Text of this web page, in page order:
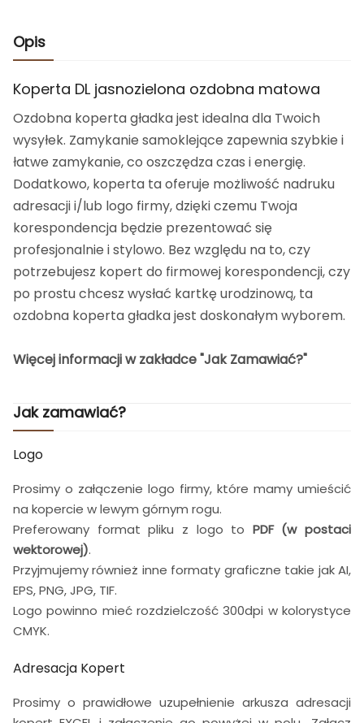
Opis
Koperta DL jasnozielona ozdobna matowa
Ozdobna koperta gładka jest idealna dla Twoich
wysyłek. Zamykanie samoklejące zapewnia szybkie i
łatwe zamykanie, co oszczędza czas i energię.
Dodatkowo, koperta ta oferuje możliwość nadruku
adresacji i/lub logo firmy, dzięki czemu Twoja
korespondencja będzie prezentować się
profesjonalnie i stylowo. Bez względu na to, czy
potrzebujesz kopert do firmowej korespondencji, czy
po prostu chcesz wysłać kartkę urodzinową, ta
ozdobna koperta gładka jest doskonałym wyborem.
Więcej informacji w zakładce "Jak Zamawiać?"
Jak zamawiać?
Logo
Prosimy o załączenie logo firmy, które mamy umieścić
na kopercie w lewym górnym rogu.
Preferowany format pliku z logo to PDF (w postaci
wektorowej).
Przyjmujemy również inne formaty graficzne takie jak AI,
EPS, PNG, JPG, TIF.
Logo powinno mieć rozdzielczość 300dpi w kolorystyce
CMYK.
Adresacja Kopert
Prosimy o prawidłowe uzupełnienie arkusza adresacji